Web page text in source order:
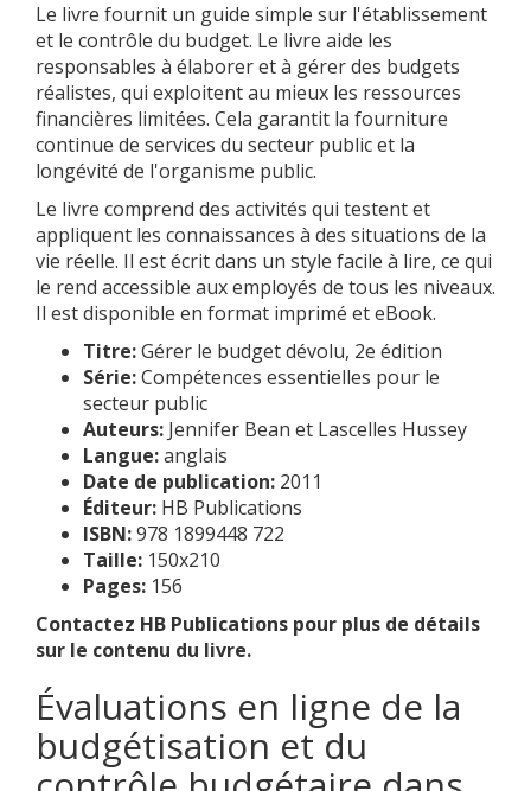
Le livre fournit un guide simple sur l'établissement
et le contrôle du budget. Le livre aide les
responsables à élaborer et à gérer des budgets
réalistes, qui exploitent au mieux les ressources
financières limitées. Cela garantit la fourniture
continue de services du secteur public et la
longévité de l'organisme public.
Le livre comprend des activités qui testent et
appliquent les connaissances à des situations de la
vie réelle. Il est écrit dans un style facile à lire, ce qui
le rend accessible aux employés de tous les niveaux.
Il est disponible en format imprimé et eBook.
Titre:Gérer le budget dévolu, 2e édition
Série:Compétences essentielles pour le
secteur public
Auteurs: Jennifer Bean et Lascelles Hussey
Langue:anglais
Date de publication: 2011
Éditeur: HB Publications
ISBN:978 1899448 722
Taille: 150x210
Pages: 156
Contactez HB Publications pour plus de détails
sur le contenu du livre.
Évaluations en ligne de la
budgétisation et du